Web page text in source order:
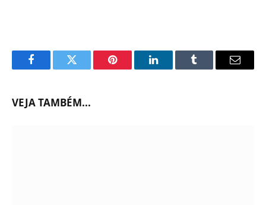
FacebookTwitter Pinterest LinkedInTumblr Email
VEJA TAMBÉM...